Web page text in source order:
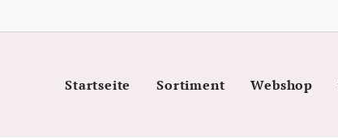
Startseite Sortiment Webshop